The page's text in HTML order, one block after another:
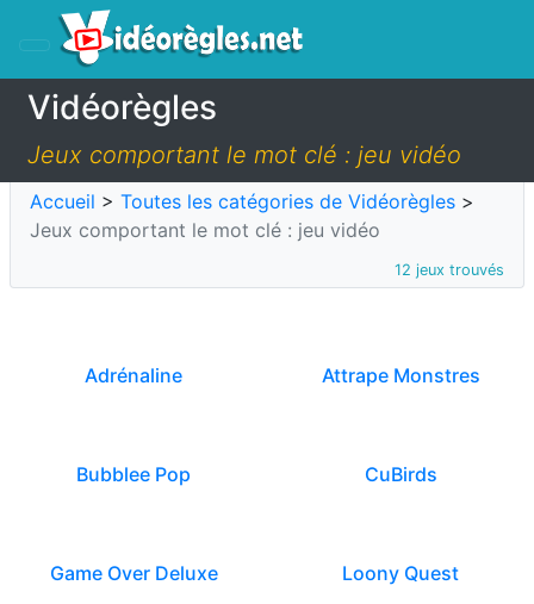
Vidéorègles
Jeux comportant le mot clé : jeu vidéo
Accueil > Toutes les catégories de Vidéorègles >
Jeux comportant le mot clé : jeu vidéo
12 jeux trouvés
Adrénaline Attrape Monstres
Bubblee Pop CuBirds
Game Over Deluxe Loony Quest